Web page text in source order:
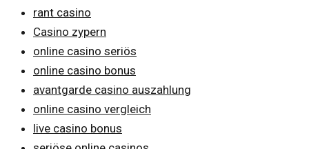
rant casino
Casino zypern
online casino seriös
online casino bonus
avantgarde casino auszahlung
online casino vergleich
live casino bonus